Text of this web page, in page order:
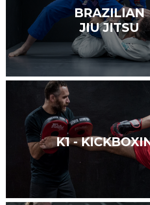
BRAZILIAN
JIU JITSU
K1 -